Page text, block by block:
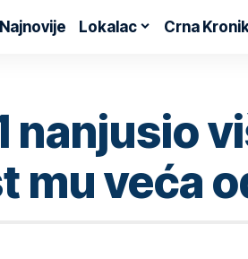
Najnovije Lokalac Crna
nanjusio
mu veća